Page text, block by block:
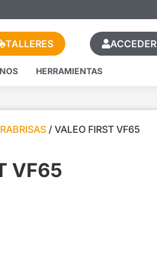
TALLERES ACCEDER
HERRAMIENTAS
/ VALEO FIRST VF65
VF65